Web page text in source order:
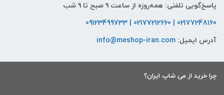
پاسخ‌گویی تلفنی: همه‌روزه از ساعت ۹ صبح تا ۹ شب
02177248160 | 02177212660 | 09123499733
آدرس ایمیل: info@meshop-iran.com
چرا خرید از می شاپ ایران؟